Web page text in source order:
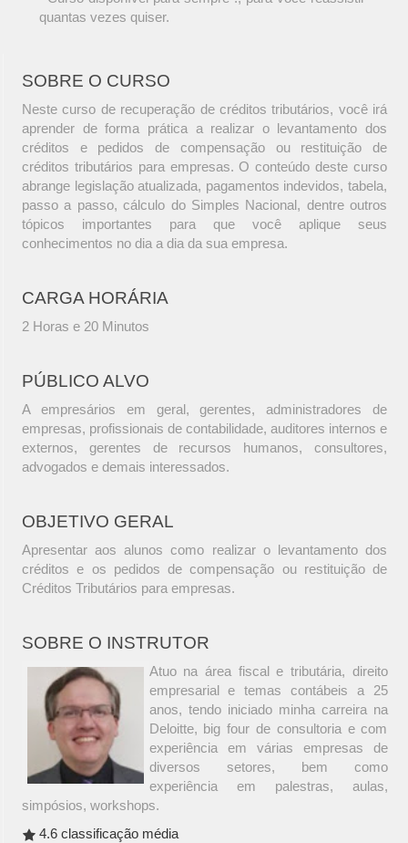
quantas vezes quiser.
SOBRE O CURSO
Neste curso de recuperação de créditos tributários, você irá
aprender de forma prática a realizar o levantamento dos
créditos e pedidos de compensação ou restituição de
créditos tributários para empresas. O conteúdo deste curso
abrange legislação atualizada, pagamentos indevidos, tabela,
passo a passo, cálculo do Simples Nacional, dentre outros
tópicos importantes para que você aplique seus
conhecimentos no dia a dia da sua empresa.
CARGA HORÁRIA
2 Horas e 20 Minutos
PÚBLICO ALVO
A empresários em geral, gerentes, administradores de
empresas, profissionais de contabilidade, auditores internos e
externos, gerentes de recursos humanos, consultores,
advogados e demais interessados.
OBJETIVO GERAL
Apresentar aos alunos como realizar o levantamento dos
créditos e os pedidos de compensação ou restituição de
Créditos Tributários para empresas.
SOBRE O INSTRUTOR
Atuo na área fiscal e tributária, direito
empresarial e temas contábeis a 25
anos, tendo iniciado minha carreira na
Deloitte, big four de consultoria e com
experiência em várias empresas de
diversos setores, bem como
experiência em palestras, aulas,
simpósios, workshops.
4.6 classificação média